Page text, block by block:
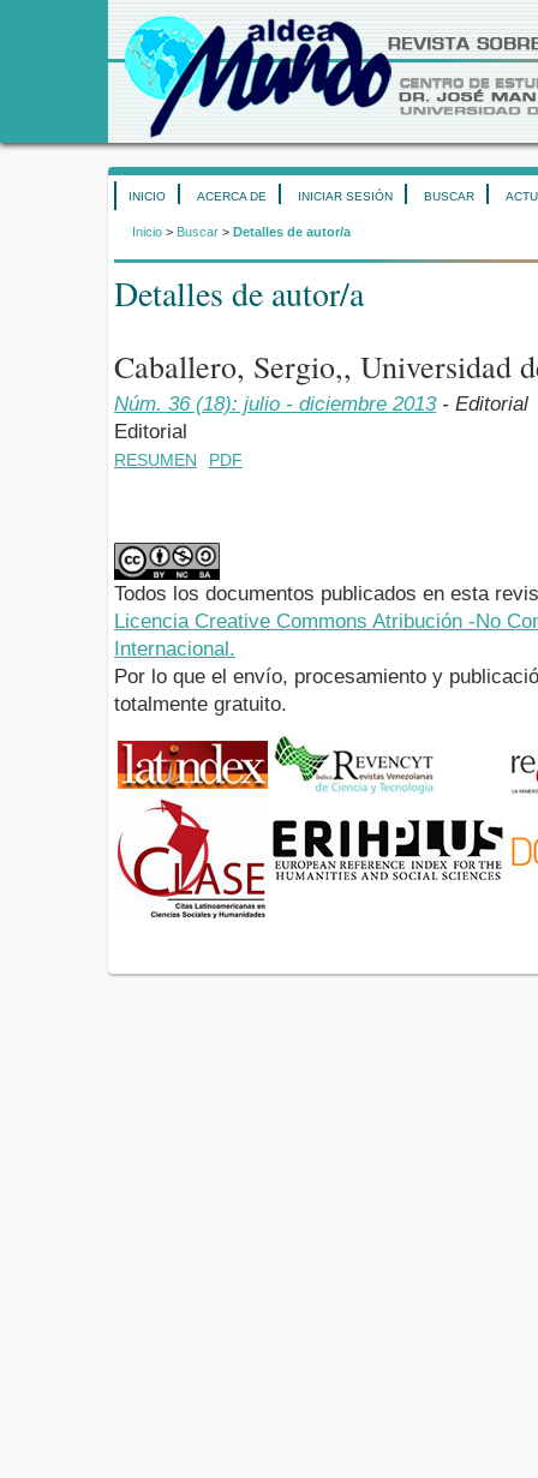
INICIO ACERCA DE INICIAR SESIÓN BUSCAR
Inicio > Buscar > Detalles de autor/a
Detalles de autor/a
Caballero, Sergio,, Universidad
Núm. 36 (18): julio - diciembre 2013- Editorial
Editorial
RESUMEN PDF
Todos los documentos publicados en esta
Licencia Creative Commons Atribución -No
Internacional.
Por lo que el envío, procesamiento y
totalmente gratuito.